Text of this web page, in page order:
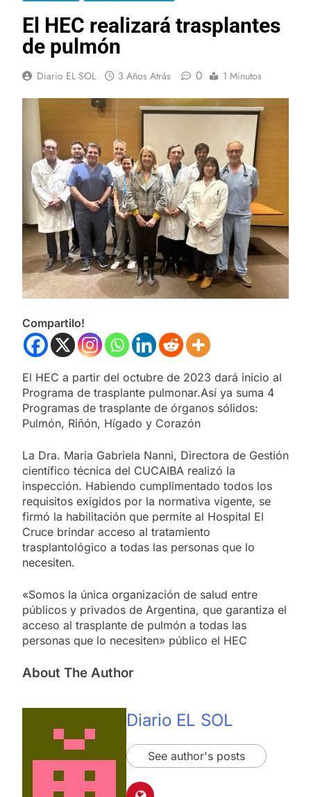
El HEC realizará trasplantes
de pulmón
Diario EL SOL 3 Años Atrás 0 1 Minutos
Compartilo!
El HEC a partir del octubre de 2023 dará inicio al
Programa de trasplante pulmonar.Así ya suma 4
Programas de trasplante de órganos sólidos:
Pulmón, Riñón, Hígado y Corazón
La Dra. Maria Gabriela Nanni, Directora de Gestión
científico técnica del CUCAIBA realizó la
inspección. Habiendo cumplimentado todos los
requisitos exigidos por la normativa vigente, se
firmó la habilitación que permite al Hospital El
Cruce brindar acceso al tratamiento
trasplantológico a todas las personas que lo
necesiten.
«Somos la única organización de salud entre
públicos y privados de Argentina, que garantiza el
acceso al trasplante de pulmón a todas las
personas que lo necesiten» público el HEC
About The Author
Diario EL SOL
See author's posts